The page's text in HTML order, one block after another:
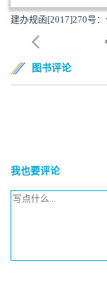
建办规函[2017]270号
图书评论
我也要评论